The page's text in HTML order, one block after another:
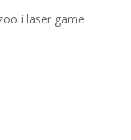
i laser game